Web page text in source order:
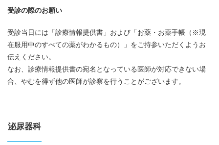
受診の際のお願い
受診当日には「診療情報提供書」および「お薬・お薬手帳（※現
在服用中のすべての薬がわかるもの）」をご持参いただくようお
伝えください。
なお、診療情報提供書の宛名となっている医師が対応できない場
合、やむを得ず他の医師が診察を行うことがございます。
泌尿器科